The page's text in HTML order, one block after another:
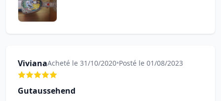
VivianaAcheté le 31/10/2020•Posté le 01/08/2023
Gutaussehend